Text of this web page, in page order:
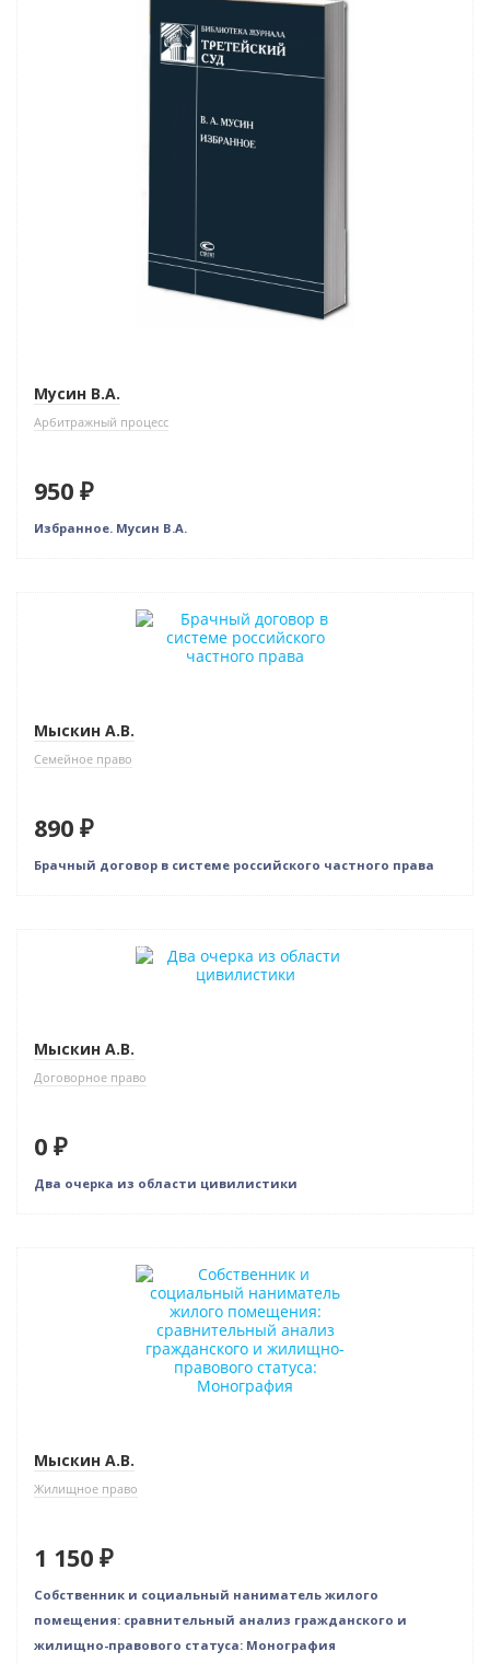
Мусин В.А.
Арбитражный процесс
950 ₽
Избранное. Мусин В.А.
Мыскин А.В.
Семейное право
890 ₽
Брачный договор в системе российского частного права
Нет в наличии
Мыскин А.В.
Договорное право
0 ₽
Два очерка из области цивилистики
Мыскин А.В.
Жилищное право
1 150 ₽
Собственник и социальный наниматель жилого
помещения: сравнительный анализ гражданского и
жилищно-правового статуса: Монография